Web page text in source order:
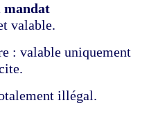
mandat
valable.
: valable uniquement
illégal.